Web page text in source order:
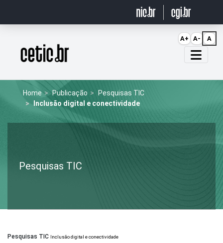
Página inicial
Home Publicação
Pesquisas TIC
Inclusão digital e conectividade
Pesquisas TIC
Pesquisas TIC Inclusão digital e conectividade
A+ A- A